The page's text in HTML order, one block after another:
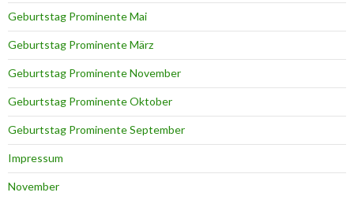
Geburtstag Prominente Mai
Geburtstag Prominente März
Geburtstag Prominente November
Geburtstag Prominente Oktober
Geburtstag Prominente September
Impressum
November